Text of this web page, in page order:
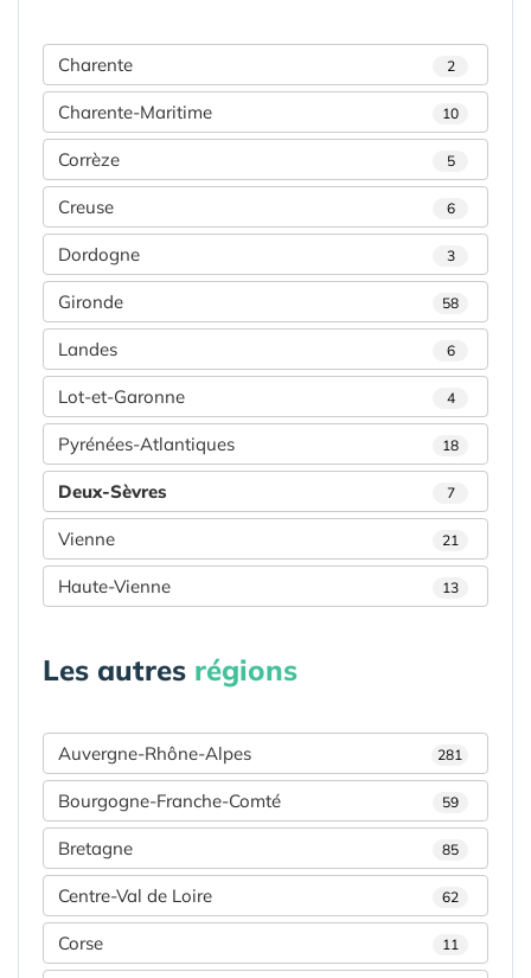
Charente 2
Charente-Maritime 10
Corrèze 5
Creuse 6
Dordogne 3
Gironde 58
Landes 6
Lot-et-Garonne 4
Pyrénées-Atlantiques 18
Deux-Sèvres 7
Vienne 21
Haute-Vienne 13
Les autres régions
Auvergne-Rhône-Alpes 281
Bourgogne-Franche-Comté 59
Bretagne 85
Centre-Val de Loire 62
Corse 11